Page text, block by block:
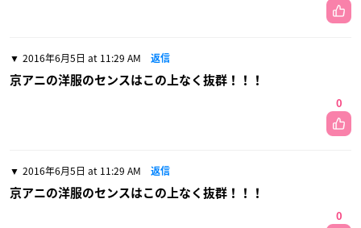
2016年6月5日 at 11:29 AM 返信
京アニの洋服のセンスはこの上なく抜群！！！
0
2016年6月5日 at 11:29 AM 返信
京アニの洋服のセンスはこの上なく抜群！！！
0